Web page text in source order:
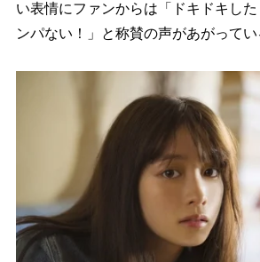
い表情にファンからは「ドキドキし
ンパない！」と称賛の声があがってい